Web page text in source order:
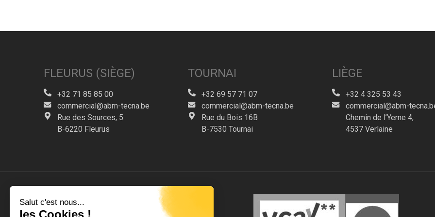
FLEURUS (SIÈGE)
+32 71 85 85 00
commercial@abm-tecna.be
Rue des Sources, 5
B-6220 Fleurus
TOURNAI
+32 69 57 71 07
commercial@abm-tecna.be
Rue du Bois 16B
B-7530 Tournai
LIÈGE
+32 4 325 53 43
commercial@abm-
Chemin de l’Yerne 4,
4537 Verlaine